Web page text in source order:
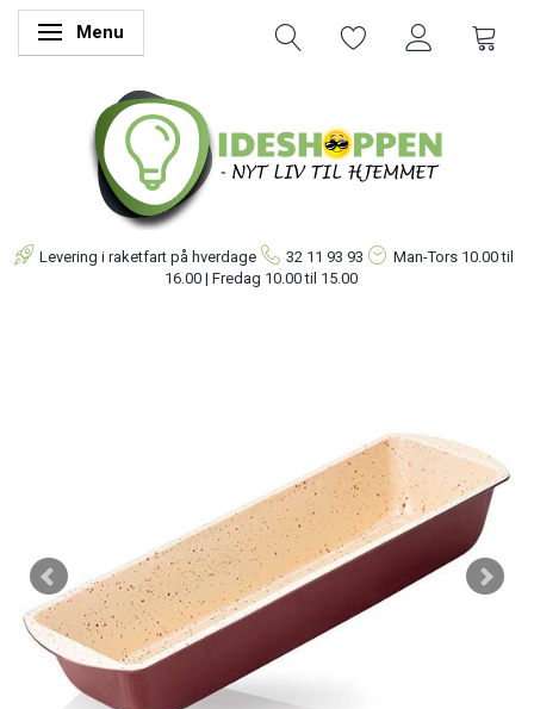
Skifte navigation
Menu
Levering i raketfart på hverdage 32 11 93 93 Man-Tors 10.00 til
16.00 | Fredag 10.00 til 15.00